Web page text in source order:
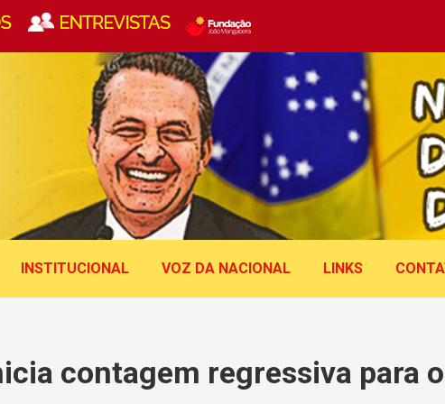
INSTITUCIONAL VOZ DA NACIONAL LINKS
contagem regressiva para